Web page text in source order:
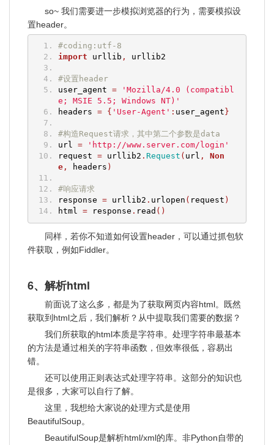
so~ 我们需要进一步模拟浏览器的行为，需要模拟设
置header。
#coding:utf-8
import urllib , urllib2
#设置header
user_agent =
'Mozilla/4.0 (compatibl
e; MSIE 5.5; Windows NT)'
headers = { 'User-Agent' : user_agent }
#构造Request请求，其中第二个参数是data
url =
'http://www.server.com/login'
request = urllib2 . Request ( url ,
Non
e, headers )
#响应请求
response = urllib2 . urlopen ( request )
html = response . read ()
同样，若你不知道如何设置header，可以通过抓包软
件获取，例如Fiddler。
6、解析html
前面说了这么多，都是为了获取网页内容html。既然
获取到html之后，我们解析？从中提取我们需要的数据？
我们所获取的html本质是字符串。处理字符串最基本
的方法是通过相关的字符串函数，但效率很低，容易出
错。
还可以使用正则表达式处理字符串。这部分的知识也
是很多，大家可以自行了解。
这里，我想给大家说的处理方式是使用
BeautifulSoup。
BeautifulSoup是解析html/xml的库。非Python自带的